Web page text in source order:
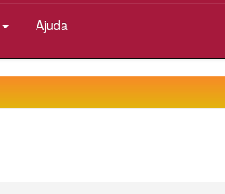
Ajuda